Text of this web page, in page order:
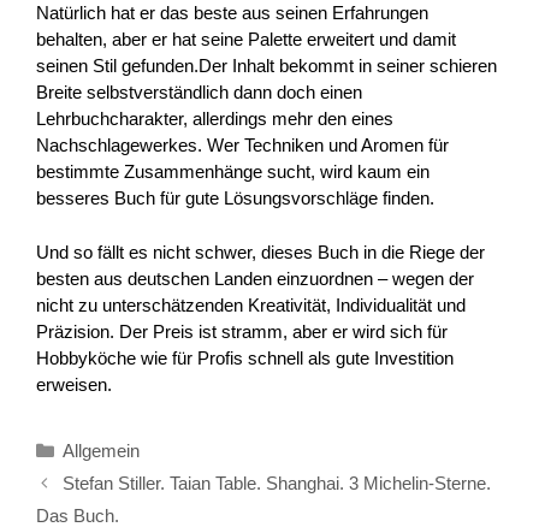
Natürlich hat er das beste aus seinen Erfahrungen
behalten, aber er hat seine Palette erweitert und damit
seinen Stil gefunden.Der Inhalt bekommt in seiner schieren
Breite selbstverständlich dann doch einen
Lehrbuchcharakter, allerdings mehr den eines
Nachschlagewerkes. Wer Techniken und Aromen für
bestimmte Zusammenhänge sucht, wird kaum ein
besseres Buch für gute Lösungsvorschläge finden.
Und so fällt es nicht schwer, dieses Buch in die Riege der
besten aus deutschen Landen einzuordnen – wegen der
nicht zu unterschätzenden Kreativität, Individualität und
Präzision. Der Preis ist stramm, aber er wird sich für
Hobbyköche wie für Profis schnell als gute Investition
erweisen.
Kategorien
Allgemein
Stefan Stiller. Taian Table. Shanghai. 3 Michelin-Sterne.
Das Buch.